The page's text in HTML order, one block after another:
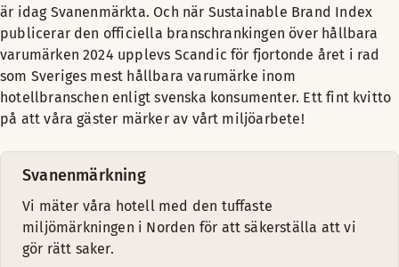
är idag Svanenmärkta. Och när Sustainable Brand Index
publicerar den officiella branschrankingen över hållbara
varumärken 2024 upplevs Scandic för fjortonde året i rad
som Sveriges mest hållbara varumärke inom
hotellbranschen enligt svenska konsumenter. Ett fint kvitto
på att våra gäster märker av vårt miljöarbete!
Svanenmärkning
Vi mäter våra hotell med den tuffaste
miljömärkningen i Norden för att säkerställa att vi
gör rätt saker.